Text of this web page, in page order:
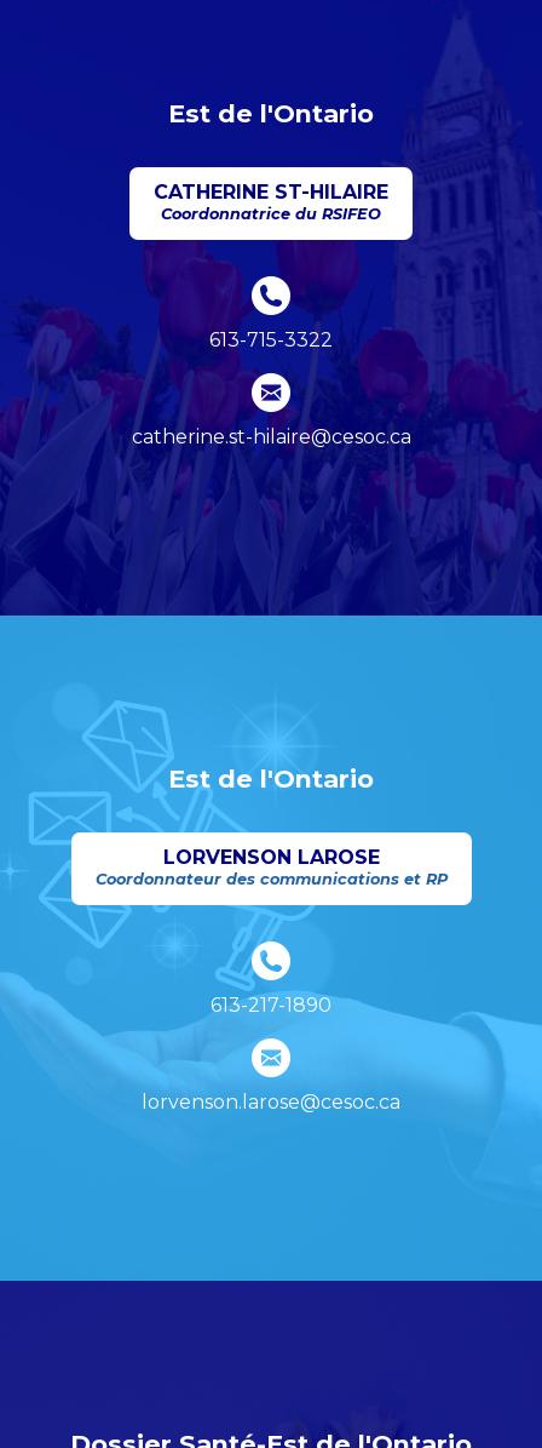
Est de l'Ontario
CATHERINE ST-HILAIRE
Coordonnatrice du RSIFEO
613-715-3322
catherine.st-hilaire@cesoc.ca
Est de l'Ontario
LORVENSON LAROSE
Coordonnateur des communications et RP
613-217-1890
lorvenson.larose@cesoc.ca